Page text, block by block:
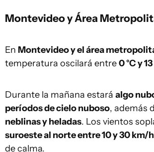
Montevideo y Área
En Montevideo y el área
temperatura oscilará entre0 °C y 13
Durante la mañana estará algo
períodos de cielo nuboso, además
neblinas y heladas. Los vientos
suroeste al norte entre 10 y 30 km/h
de calma.